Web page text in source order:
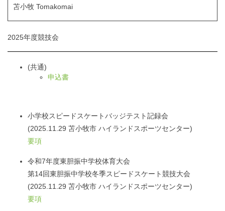
苫小牧 Tomakomai
2025年度競技会
(共通)
申込書
小学校スピードスケートバッジテスト記録会
(2025.11.29 苫小牧市 ハイランドスポーツセンター)
要項
令和7年度東胆振中学校体育大会
第14回東胆振中学校冬季スピードスケート競技大会
(2025.11.29 苫小牧市 ハイランドスポーツセンター)
要項